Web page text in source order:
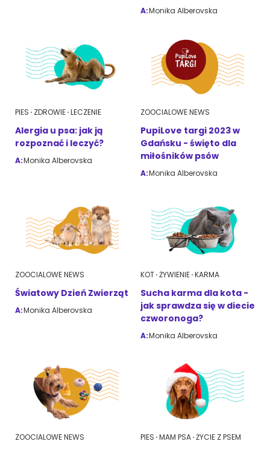
A:Monika Alberovska
PIES ZDROWIE LECZENIE
Alergia u psa: jak ją
rozpoznać i leczyć?
A:Monika Alberovska
ZOOCIALOWE NEWS
PupiLove targi 2023 w
Gdańsku - święto dla
miłośników psów
A:Monika Alberovska
ZOOCIALOWE NEWS
Światowy Dzień Zwierząt
A:Monika Alberovska
KOT ŻYWIENIE KARMA
Sucha karma dla kota -
jak sprawdza się w diecie
czworonoga?
A:Monika Alberovska
ZOOCIALOWE NEWS PIES MAM PSA ŻYCIE Z PSEM